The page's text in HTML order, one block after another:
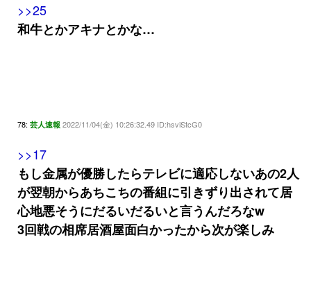
>>25
和牛とかアキナとかな…
78: 芸人速報 2022/11/04(金) 10:26:32.49 ID:hsviStcG0
>>17
もし金属が優勝したらテレビに適応しないあの2人
が翌朝からあちこちの番組に引きずり出されて居
心地悪そうにだるいだるいと言うんだろなw
3回戦の相席居酒屋面白かったから次が楽しみ